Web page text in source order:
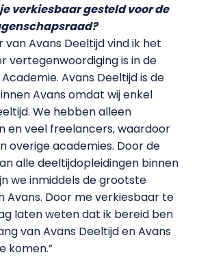
verkiesbaar gesteld voor de
van Avans Deeltijd vind ik het
vertegenwoordiging is in de
Avans Deeltijd is de
Avans omdat wij enkel
We hebben alleen
en veel freelancers, waardoor
overige academies. Door de
alle deeltijdopleidingen binnen
we inmiddels de grootste
Avans. Door me verkiesbaar te
laten weten dat ik bereid ben
van Avans Deeltijd en Avans
komen.”